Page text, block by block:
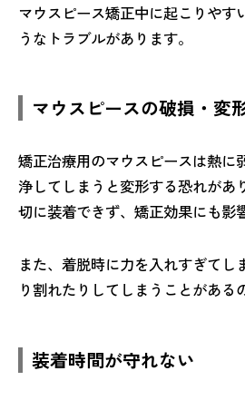
マウスピース矯正中に起こりやす
うなトラブルがあります。
マウスピースの破損・変
矯正治療用のマウスピースは熱に
浄してしまうと変形する恐れがあ
切に装着できず、矯正効果にも影
また、着脱時に力を入れすぎてし
り割れたりしてしまうことがある
装着時間が守れない